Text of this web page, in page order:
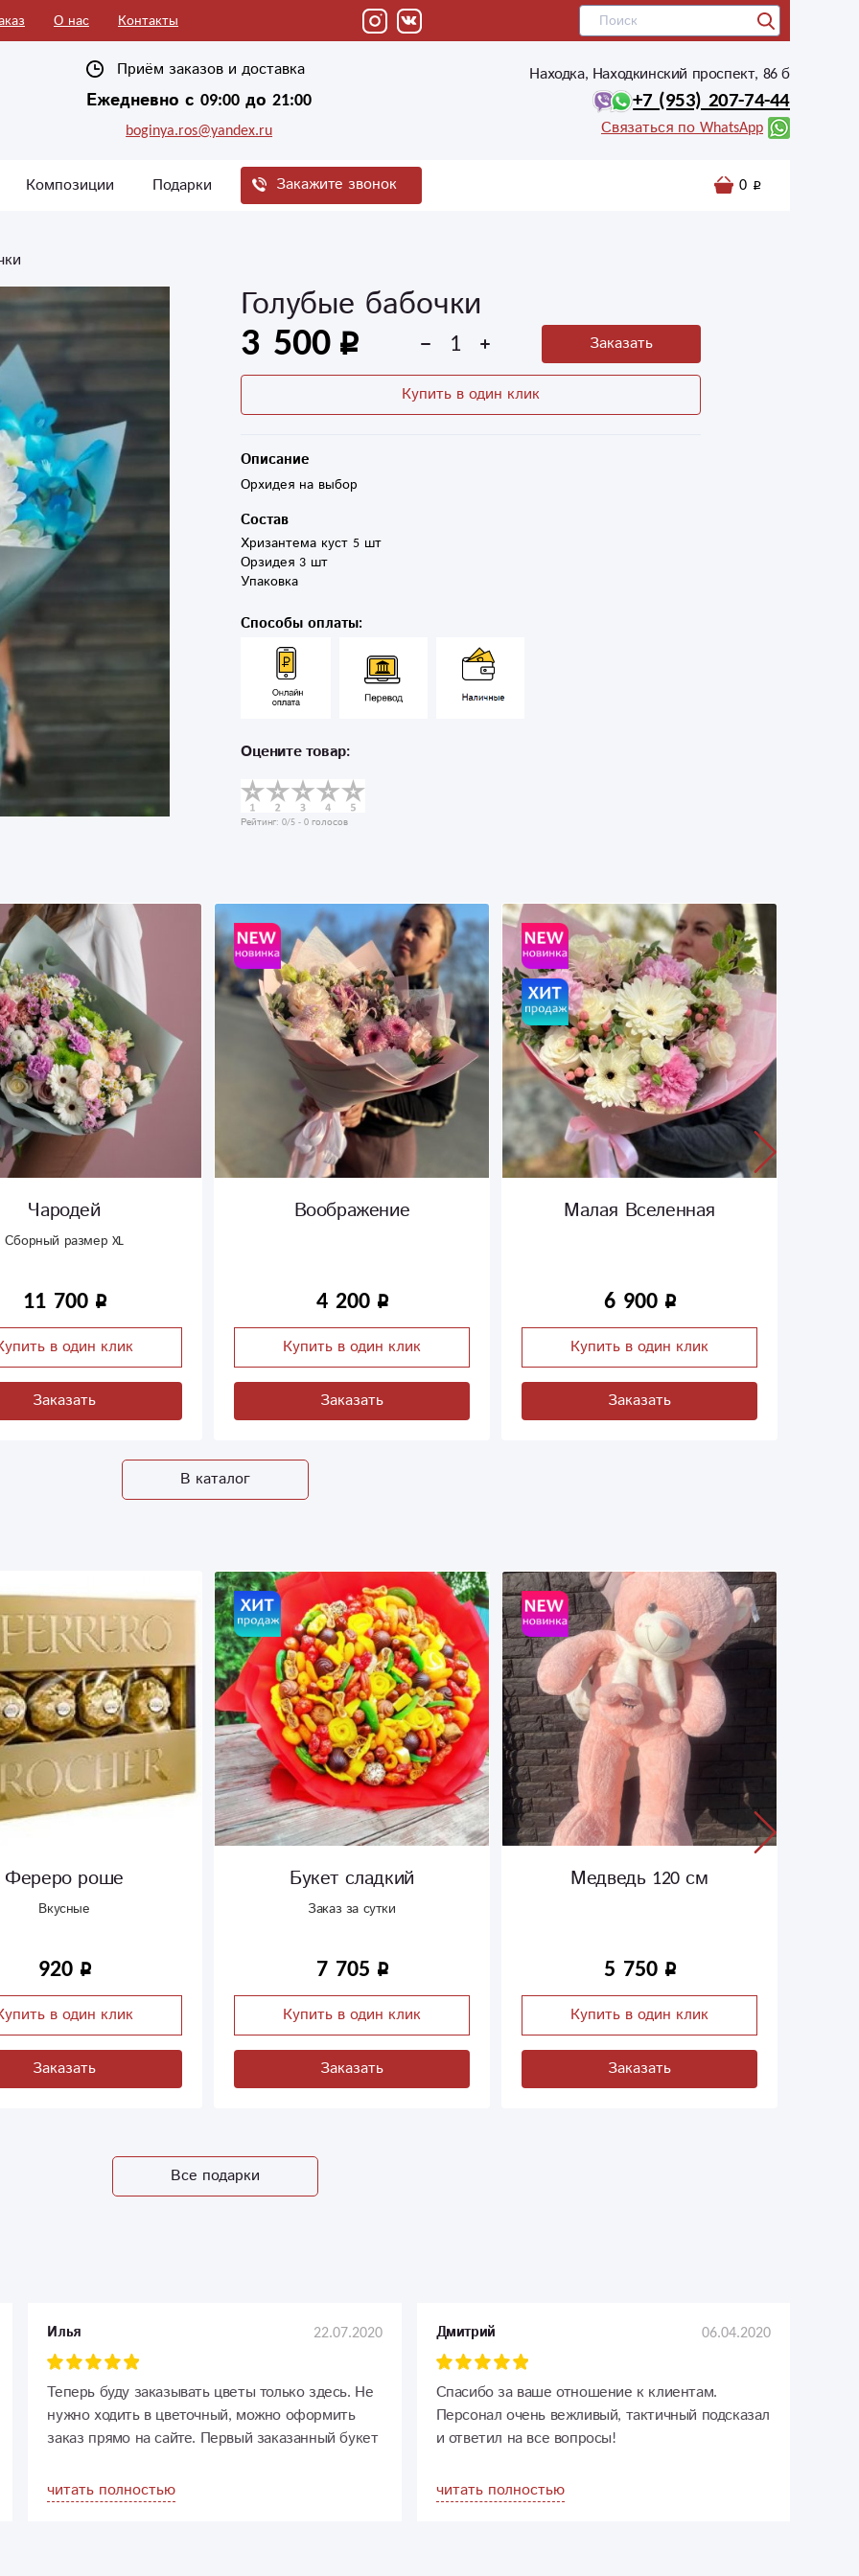
О нас Контакты
Приём заказов и доставка
Ежедневно с 09:00 до 21:00
boginya.ros@yandex.ru
Находка, Находкинский проспект, 86 б
+7 (953) 207-74-44
Связаться по WhatsApp
Композиции Подарки Закажите звонок 0
Голубые бабочки
3 500 Заказать
Купить в один клик
Описание
Орхидея на выбор
Состав
Хризантема куст 5 шт
Орзидея 3 шт
Упаковка
Способы оплаты:
Оцените товар:
Рейтинг: 0/5 - 0 голосов
Воображение
4 200
Купить в один клик
Заказать
Малая Вселенная
6 900
Купить в один клик
Заказать
Луч солнца
3 700
Купить в один клик
Заказать
В каталог
Букет сладкий
Заказ за сутки
7 705
Купить в один клик
Заказать
Медведь 120 см
5 750
Купить в один клик
Заказать
Медведь 100см
5 578
Купить в один клик
Заказать
Все подарки
Илья 22.07.2020
Теперь буду заказывать цветы только здесь. Не
нужно ходить в цветочный, можно оформить
заказ прямо на сайте. Первый заказанный букет
читать полностью
Дмитрий 06.04.2020
Спасибо за ваше отношение к клиентам.
Персонал очень вежливый, тактичный подсказал
и ответил на все вопросы!
читать полностью